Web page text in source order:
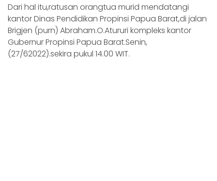
Dari hal itu,ratusan orangtua murid mendatangi
kantor Dinas Pendidikan Propinsi Papua Barat,di jalan
Brigjen (purn) Abraham.O.Atururi kompleks kantor
Gubernur Propinsi Papua Barat.Senin,
(27/62022).sekira pukul 14.00 WIT.